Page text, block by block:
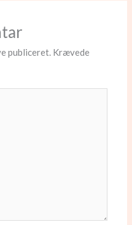
publiceret. Krævede